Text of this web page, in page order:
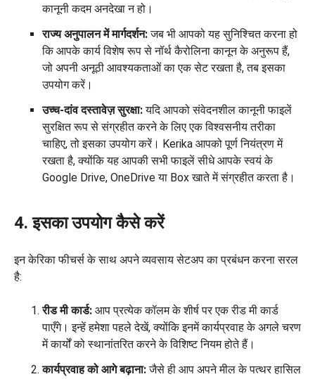
कानूनी कदम अनदेखा न हो।
राज्य अनुपालन में मार्गदर्शन:जब भी आपको यह सुनिश्चित करना हो
कि आपके कार्य विशेष रूप से नॉर्थ कैरोलिना कानून के अनुरूप हैं,
जो अपनी अनूठी आवश्यकताओं का एक सेट रखता है, तब इसका
उपयोग करें।
उच्च-दांव दस्तावेज़ सुरक्षा:यदि आपको संवेदनशील कानूनी फाइलें
सुरक्षित रूप से संग्रहीत करने के लिए एक विश्वसनीय तरीका
चाहिए, तो इसका उपयोग करें। Kerika आपको पूर्ण नियंत्रण में
रखता है, क्योंकि यह आपकी सभी फाइलें सीधे आपके स्वयं के
Google Drive, OneDrive या Box खाते में संग्रहीत करता है।
4. इसका उपयोग कैसे करें
इन केरिका फीचर्स के साथ अपने व्यवसाय सेटअप का प्रबंधन करना सरल
है:
रीड मी कार्ड: आप प्रत्येक कॉलम के शीर्ष पर एक रीड मी कार्ड
पाएँगे। इन्हें हमेशा पहले देखें, क्योंकि इनमें कार्यप्रवाह के अगले चरण
में कार्यों को स्थानांतरित करने के विशिष्ट नियम होते हैं।
कार्यप्रवाह को आगे बढ़ाना:जैसे ही आप अपने मील के पत्थर हासिल